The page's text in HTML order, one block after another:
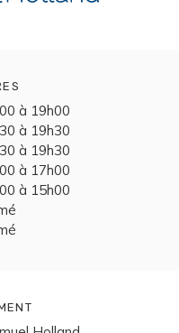
à 19h00
à 19h30
à 19h30
à 17h00
à 15h00